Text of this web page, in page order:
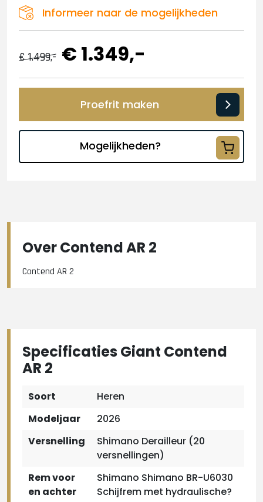
Informeer naar de mogelijkheden
€ 1.499,- € 1.349,-
Proefrit maken
Mogelijkheden?
Over Contend AR 2
Contend AR 2
Specificaties Giant Contend
AR 2
Soort
Heren
Modeljaar
2026
Versnelling
Shimano Derailleur (20
versnellingen)
Rem voor
en achter
Shimano Shimano BR-U6030
Schijfrem met hydraulische?